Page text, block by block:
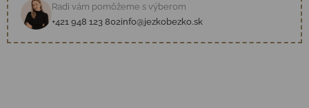
Radi vám pomôžeme s výberom
+421 948 123 802info@jezkobezko.sk